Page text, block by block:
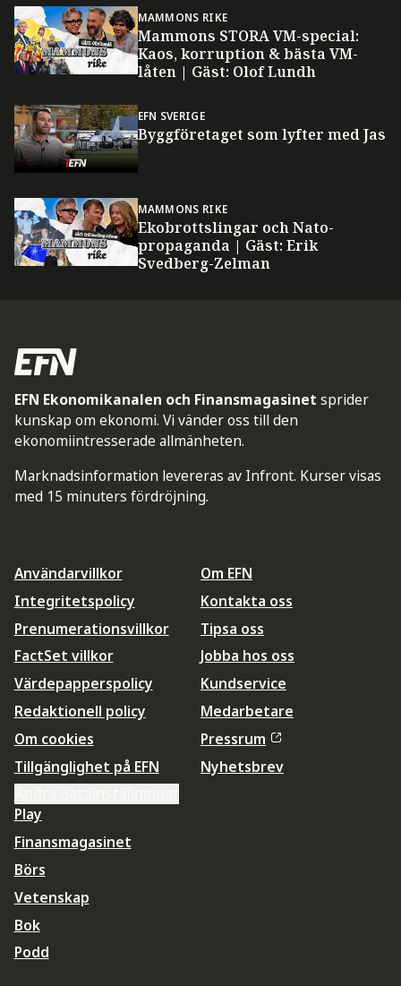
MAMMONS RIKE
Mammons STORA VM-special:
Kaos, korruption & bästa VM-
låten | Gäst: Olof Lundh
EFN SVERIGE
Byggföretaget som lyfter med Jas
MAMMONS RIKE
Ekobrottslingar och Nato-
propaganda | Gäst: Erik
Svedberg-Zelman
EFN Ekonomikanalen och Finansmagasinet sprider
kunskap om ekonomi. Vi vänder oss till den
ekonomiintresserade allmänheten.
Marknadsinformation levereras av Infront. Kurser visas
med 15 minuters fördröjning.
Användarvillkor
Integritetspolicy
Prenumerationsvillkor
FactSet villkor
Värdepapperspolicy
Redaktionell policy
Om cookies
Tillgänglighet på EFN
Om EFN
Kontakta oss
Tipsa oss
Jobba hos oss
Kundservice
Medarbetare
Pressrum
Nyhetsbrev
Play
Finansmagasinet
Börs
Vetenskap
Bok
Podd